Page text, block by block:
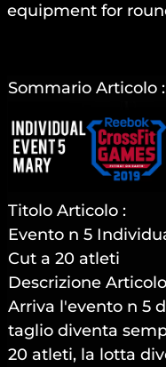
equipment for
Sommario Articolo :
Titolo Articolo :
Evento n 5
Cut a 20 atleti
Descrizione
Arriva l'evento n 5
taglio diventa
20 atleti, la lotta